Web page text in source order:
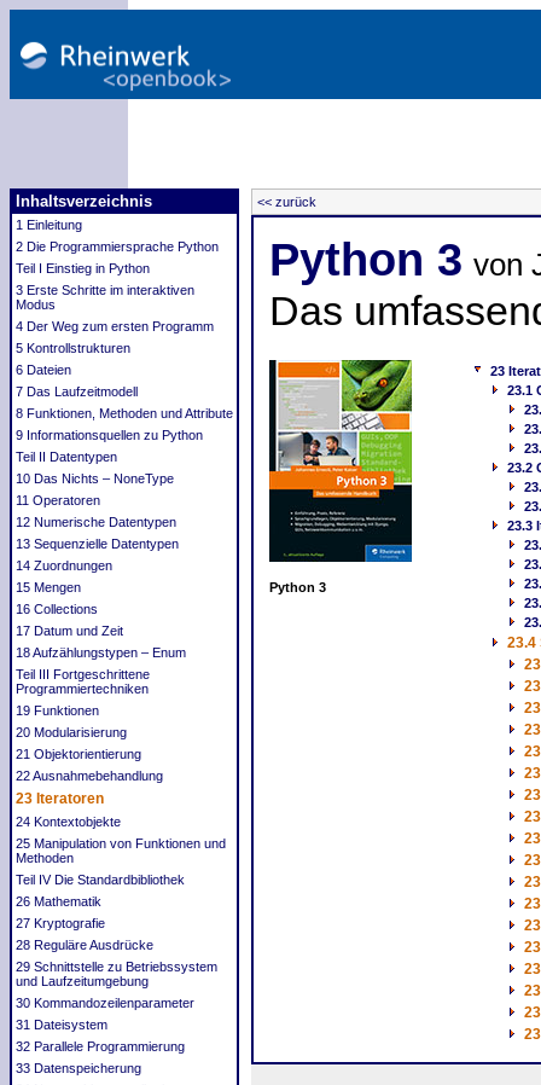
Inhaltsverzeichnis
1 Einleitung
2 Die Programmiersprache Python
Teil I Einstieg in Python
3 Erste Schritte im interaktiven
Modus
4 Der Weg zum ersten Programm
5 Kontrollstrukturen
6 Dateien
7 Das Laufzeitmodell
8 Funktionen, Methoden und Attribute
9 Informationsquellen zu Python
Teil II Datentypen
10 Das Nichts – NoneType
11 Operatoren
12 Numerische Datentypen
13 Sequenzielle Datentypen
14 Zuordnungen
15 Mengen
16 Collections
17 Datum und Zeit
18 Aufzählungstypen – Enum
Teil III Fortgeschrittene
Programmiertechniken
19 Funktionen
20 Modularisierung
21 Objektorientierung
22 Ausnahmebehandlung
23 Iteratoren
24 Kontextobjekte
25 Manipulation von Funktionen und
Methoden
Teil IV Die Standardbibliothek
26 Mathematik
27 Kryptografie
28 Reguläre Ausdrücke
29 Schnittstelle zu Betriebssystem
und Laufzeitumgebung
30 Kommandozeilenparameter
31 Dateisystem
32 Parallele Programmierung
33 Datenspeicherung
<< zurück
Python 3 von
Das
Python 3
23
23.1
23.2
23.3
23.4